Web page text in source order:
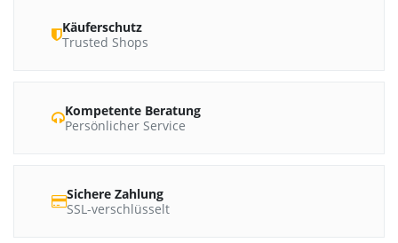
Käuferschutz
Trusted Shops
Kompetente Beratung
Persönlicher Service
Sichere Zahlung
SSL-verschlüsselt